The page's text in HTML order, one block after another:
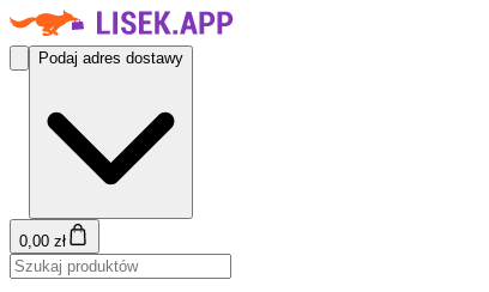
Podaj adres dostawy
0,00 zł